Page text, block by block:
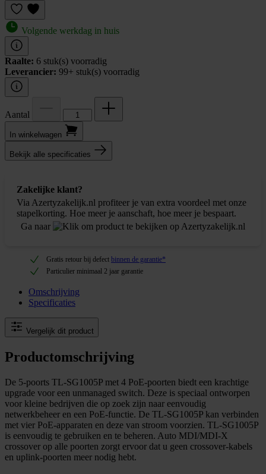
Volgende werkdag in huis
Raalte: 6 stuk(s) voorradig
Leverancier: 99+ stuk(s) voorradig
Aantal
In winkel­wagen
Bekijk alle specificaties
Zakelijke klant?
Via Azertyzakelijk.nl profiteer je van extra voordeel met onze
stapelkorting. Hoe meer je aanschaft, hoe meer je bespaart.
Ga naar
Gratis retour bij defect binnen de garantie*
Particulier minimaal 2 jaar garantie
Omschrijving
Specificaties
Vergelijk dit product
Productomschrijving
De 5-poorts TL-SG1005P met 4 PoE-poorten biedt een krachtige
upgrade voor een unmanaged switch. Deze is speciaal ontworpen
voor kleine bedrijven die op zoek zijn naar eenvoudig
netwerkbeheer en een PoE-functie. De TL-SG1005P kan verbinden
met vier PoE-apparaten en deze van stroom voorzien. TL-SG1005P
is eenvoudig te gebruiken en te beheren. Auto MDI/MDI-X
crossover op alle poorten zorgt ervoor dat u geen crossover-kabels
en uplink-poorten meer nodig hebt.